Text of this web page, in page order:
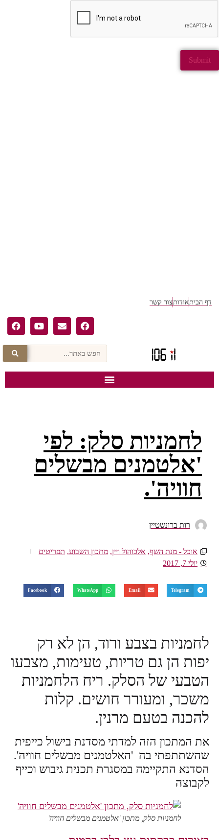
הביתאודותצור קשר
לחמניות סלק: לפי
'אלטמנים מבשלים
חוויה'.
רות ברונשטיין
אוכל - מנת השף,אלכוהול ויין ,מתכון השבוע,תפריטים
יולי 7, 2017
Telegram
Email
WhatsApp
Facebook
לחמניות בצבע ורוד, הן לא רק
יפות הן גם טריות, טעימות, מצבעו
הטבעי של הסלק. ריח הלחמניות
משכר, ומעורר חושים. קלות
להכנה בטעם מרנין.
את המתכון הזה למדתי מסדנת בישול כייפית
שהשתתפתי בה 'האלטמנים מבשלים חוויה'.
הסדנא התקיימה במסגרת תכנית גיבוש וכייף
לקבוצה
לחמניות סלק, מתכון 'אלטמנים מבשלים חוויה'